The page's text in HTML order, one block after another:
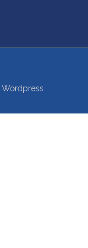
Wordpress